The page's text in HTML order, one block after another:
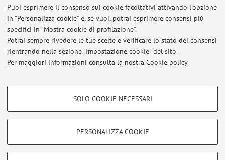
Puoi esprimere il consenso sui cookie facoltativi attivando l'opzione
in "Personalizza cookie" e, se vuoi, potrai esprimere consensi più
specifici in "Mostra cookie di profilazione".
Potrai sempre rivedere le tue scelte e verificare lo stato dei consensi
rientrando nella sezione "Impostazione cookie" del sito.
Per maggiori informazioni consulta la nostra Cookie policy.
COOKIE DI PROFILAZIONE - FACOLTATIVI
SOLO COOKIE NECESSARI
PERSONALIZZA COOKIE
Ultimi avvisi
Al momento non sono presenti avvisi.
Area riservata
Accedi tramiteloginper gestire tutti i contenuti del sito.